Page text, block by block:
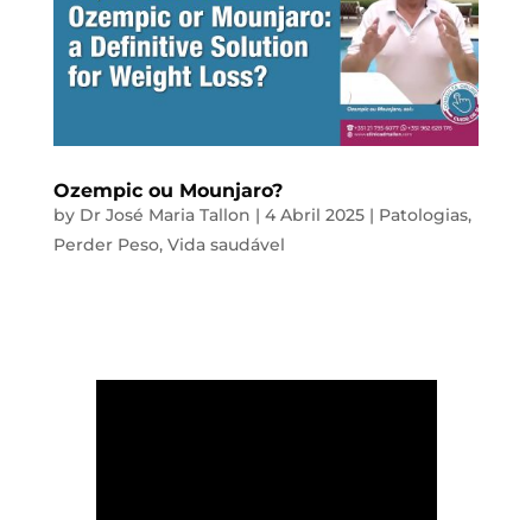
Ozempic ou Mounjaro?
by Dr José Maria Tallon | 4 Abril 2025| Patologias,
Perder Peso, Vida saudável